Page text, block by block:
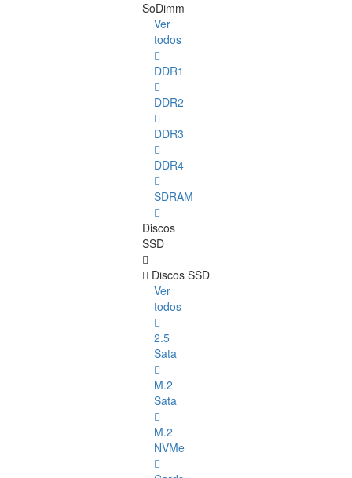
SoDimm
Ver
todos
DDR1
DDR2
DDR3
DDR4
SDRAM
Discos
SSD
Discos SSD
Ver
todos
2.5
Sata
M.2
Sata
M.2
NVMe